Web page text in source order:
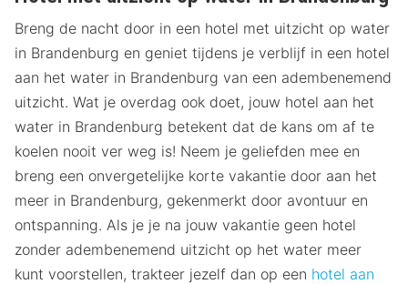
Breng de nacht door in een hotel met uitzicht op water
in Brandenburg en geniet tijdens je verblijf in een hotel
aan het water in Brandenburg van een adembenemend
uitzicht. Wat je overdag ook doet, jouw hotel aan het
water in Brandenburg betekent dat de kans om af te
koelen nooit ver weg is! Neem je geliefden mee en
breng een onvergetelijke korte vakantie door aan het
meer in Brandenburg, gekenmerkt door avontuur en
ontspanning. Als je je na jouw vakantie geen hotel
zonder adembenemend uitzicht op het water meer
kunt voorstellen, trakteer jezelf dan op een hotel aan